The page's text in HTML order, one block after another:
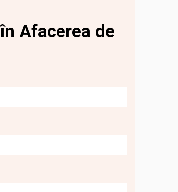
Afacerea de